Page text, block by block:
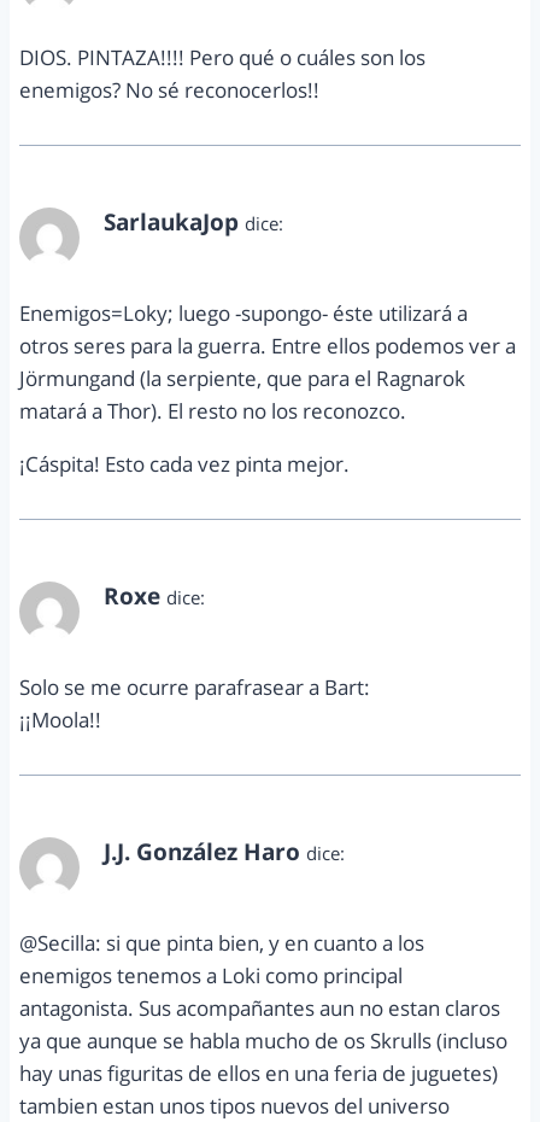
DIOS. PINTAZA!!!! Pero qué o cuáles son los
enemigos? No sé reconocerlos!!
SarlaukaJop dice:
Enemigos=Loky; luego -supongo- éste utilizará a
otros seres para la guerra. Entre ellos podemos ver a
Jörmungand (la serpiente, que para el Ragnarok
matará a Thor). El resto no los reconozco.
¡Cáspita! Esto cada vez pinta mejor.
Roxe dice:
Solo se me ocurre parafrasear a Bart:
¡¡Moola!!
J.J. González Haro dice:
@Secilla: si que pinta bien, y en cuanto a los
enemigos tenemos a Loki como principal
antagonista. Sus acompañantes aun no estan claros
ya que aunque se habla mucho de os Skrulls (incluso
hay unas figuritas de ellos en una feria de juguetes)
tambien estan unos tipos nuevos del universo